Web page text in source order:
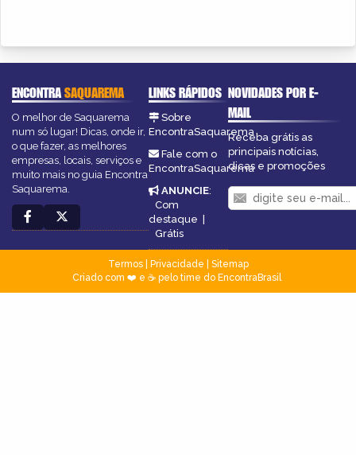
ENCONTRASAQUAREMA
O melhor de Saquarema
num só lugar! Dicas, onde ir,
o que fazer, as melhores
empresas, locais, serviços e
muito mais no guia Encontra
Saquarema.
LINKS RÁPIDOS
Sobre
EncontraSaquarema
Fale com o
EncontraSaquarema
ANUNCIE:
Com
destaque |
Grátis
NOVIDADES POR E-
MAIL
Receba grátis as
principais notícias,
dicas e promoções
Termos| Privacidade
Sitemap
Criado com ❤️ e ☕ pelo time do EncontraBrasil